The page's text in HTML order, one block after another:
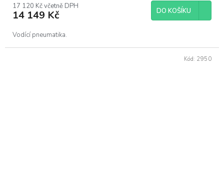
17 120 Kč včetně DPH
14 149 Kč DO KOŠÍKU
Vodící pneumatika.
Kód: 2950